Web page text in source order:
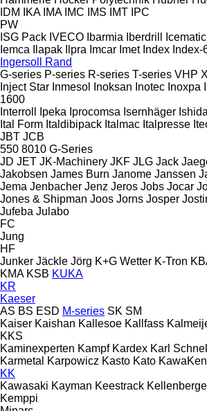
IDM
IKA IMA IMC IMS IMT IPC
PW
ISG Pack IVECO Ibarmia Iberdrill Icematic
Iemca
Ilapak Ilpra Imcar Imet Index Index-
Ingersoll Rand
G-series P-series R-series T-series VHP
Inject Star Inmesol Inoksan Inotec Inoxpa
1600
Interroll
Ipeka Iprocomsa Isernhäger Ishida
Ital Form Italdibipack Italmac Italpresse
JBT JCB
550 8010 G-Series
JD JET JK-Machinery JKF JLG Jack
Jakobsen James Burn Janome Janssen
Jema Jenbacher Jenz Jeros Jobs Jocar
Jones & Shipman Joos Jorns Josper
Jufeba Julabo
FC
Jung
HF
Junker Jäckle Jörg K+G Wetter K-Tron
KMA KSB KUKA
KR
Kaeser
AS BS ESD M-series SK SM
Kaiser Kaishan Kallesoe Kallfass
KKS
Kaminexperten Kampf Kardex Karl Schnell
Karmetal
Karpowicz Kasto Kato
KK
Kawasaki Kayman Keestrack
Kemppi